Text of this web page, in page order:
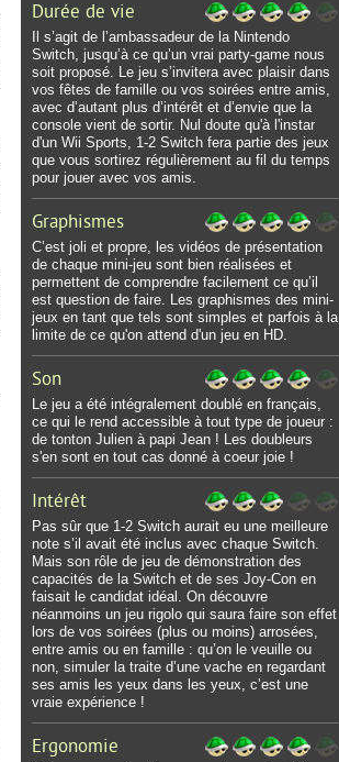
Durée de vie
Il s’agit de l’ambassadeur de la Nintendo
Switch, jusqu’à ce qu’un vrai party-game nous
soit proposé. Le jeu s’invitera avec plaisir dans
vos fêtes de famille ou vos soirées entre amis,
avec d’autant plus d’intérêt et d’envie que la
console vient de sortir. Nul doute qu'à l'instar
d'un Wii Sports, 1-2 Switch fera partie des jeux
que vous sortirez régulièrement au fil du temps
pour jouer avec vos amis.
Graphismes
C’est joli et propre, les vidéos de présentation
de chaque mini-jeu sont bien réalisées et
permettent de comprendre facilement ce qu’il
est question de faire. Les graphismes des mini-
jeux en tant que tels sont simples et parfois à la
limite de ce qu'on attend d'un jeu en HD.
Son
Le jeu a été intégralement doublé en français,
ce qui le rend accessible à tout type de joueur :
de tonton Julien à papi Jean ! Les doubleurs
s'en sont en tout cas donné à coeur joie !
Intérêt
Pas sûr que 1-2 Switch aurait eu une meilleure
note s’il avait été inclus avec chaque Switch.
Mais son rôle de jeu de démonstration des
capacités de la Switch et de ses Joy-Con en
faisait le candidat idéal. On découvre
néanmoins un jeu rigolo qui saura faire son effet
lors de vos soirées (plus ou moins) arrosées,
entre amis ou en famille : qu’on le veuille ou
non, simuler la traite d’une vache en regardant
ses amis les yeux dans les yeux, c’est une
vraie expérience !
Ergonomie